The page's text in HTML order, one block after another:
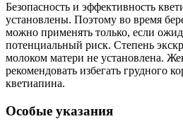
Безопасность и эффективность
установлены. Поэтому во время
можно применять только, если
потенциальный риск. Степень
молоком матери не установлена.
рекомендовать избегать грудного
кветиапина.
Особые указания